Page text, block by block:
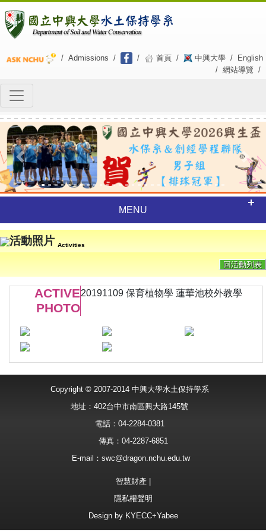
/ Admissions / / 首頁 / 中興大學 /
English
/ 網站導覽 /
Previous Next
MENU
活動照片 Activities
回活動列表
ACTIVE
PHOTO
20191109 保育植物學 蓮華池校外教學
Copyright © 2007-2014 中興大學水土保持學系
地址：402台中市南區興大路145號
電話：04-2284-0381
傳真：04-2287-6851
E-mail： swc@dragon.nchu.edu.tw
智慧財產
隱私權聲明
Design by KYECC+Yabee